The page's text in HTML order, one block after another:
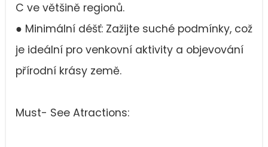
C ve většině regionů.
● Minimální déšť: Zažijte suché podmínky, což
je ideální pro venkovní aktivity a objevování
přírodní krásy země.
Must- See Atractions: